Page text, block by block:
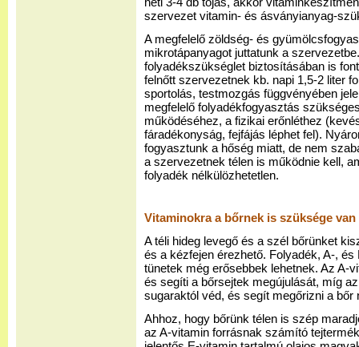
szervezet vitamin- és ásványianyag-
A megfelelő zöldség- és
mikrotápanyagot juttatunk a
folyadékszükséglet biztosításában is
felnőtt szervezetnek kb. napi 1,5-2 liter
sportolás, testmozgás függvényében
megfelelő folyadékfogyasztás
működéséhez, a fizikai erőnléthez
fáradékonyság, fejfájás léphet fel).
fogyasztunk a hőség miatt, de nem
a szervezetnek télen is működnie kell,
folyadék nélkülözhetetlen.
Vitaminokra a bőrnek is szüksége van
A téli hideg levegő és a szél bőrünket
és a kézfejen érezhető. Folyadék, A-,
tünetek még erősebbek lehetnek. Az A-
és segíti a bőrsejtek megújulását, míg
sugaraktól véd, és segít megőrizni a bőr
Ahhoz, hogy bőrünk télen is szép
az A-vitamin forrásnak számító